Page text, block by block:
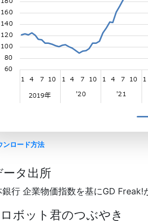
ンロード方法
ータ出所
銀行 企業物価指数を基にGD Freak!
ロボット君のつぶやき